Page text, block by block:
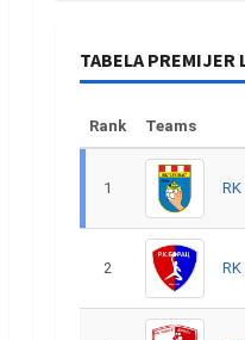
TABELA PREMIJER
Rank Teams
1
2